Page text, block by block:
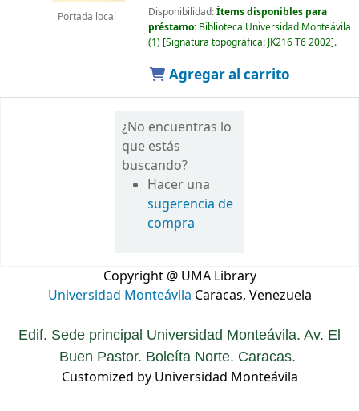
Portada local
Disponibilidad:Ítems disponibles para
préstamo: Biblioteca Universidad Monteávila
(1) Signatura topográfica: JK216 T6 2002 .
Agregar al carrito
¿No encuentras lo
que estás
buscando?
Hacer una
sugerencia de
compra
Copyright @ UMA Library
Universidad Monteávila Caracas, Venezuela
Edif. Sede principal Universidad Monteávila. Av. El
Buen Pastor. Boleíta Norte. Caracas.
Customized by Universidad Monteávila